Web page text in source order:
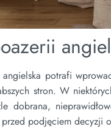
potrafi
stron. W
dobrana,
podjęciem decyzji